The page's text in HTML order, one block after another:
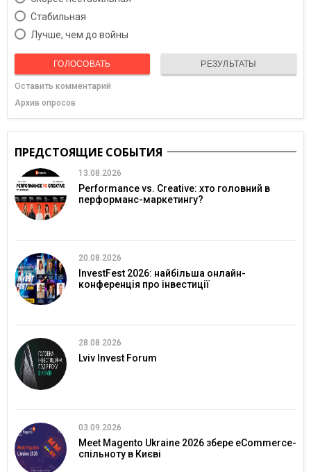
Cтабильная
Лучше, чем до войны
ГОЛОСОВАТЬ РЕЗУЛЬТАТЫ
Оставить комментарий
Архив опросов
ПРЕДСТОЯЩИЕ СОБЫТИЯ
13.08.2026
Performance vs. Creative: хто головний в
перформанс-маркетингу?
20.08.2026
InvestFest 2026: найбільша онлайн-
конференція про інвестиції
28.08.2026
Lviv Invest Forum
03.09.2026
Meet Magento Ukraine 2026 збере eCommerce-
спільноту в Києві